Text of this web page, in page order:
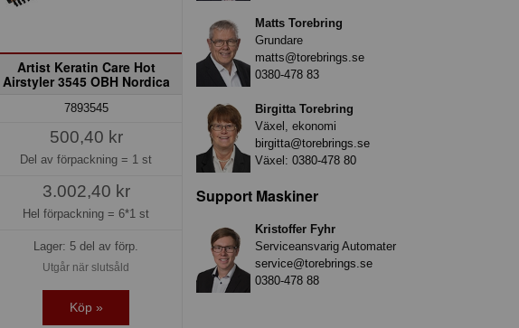
Artist Keratin Care Hot
Airstyler 3545 OBH Nordica
7893545
500,40 kr
Del av förpackning = 1 st
3.002,40 kr
Hel förpackning =6*1 st
Lager: 5 del av förp.
Utgår när slutsåld
Köp »
Matts Torebring
Grundare
matts@torebrings.se
0380-478 83
Birgitta Torebring
Växel, ekonomi
birgitta@torebrings.se
Växel: 0380-478 80
Support Maskiner
Kristoffer Fyhr
Serviceansvarig Automater
service@torebrings.se
0380-478 88